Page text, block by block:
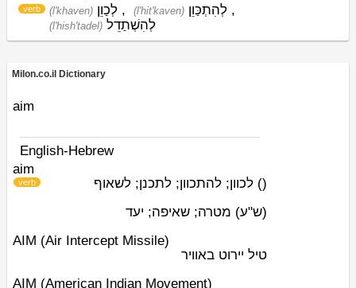
verb (l'khaven) לְכַוֵן , (l'hit'kaven) לְהִתְכַּוֵן ,
(l'hish'tadel) לְהִשְׁתַדֵל
Milon.co.il Dictionary
aim
English-Hebrew
aim
(
verb ) לכוון; להתכוון; לתכנן; לשאוף
(ש"ע) מטרה; שאיפה; יעד
AIM (Air Intercept Missile)
טיל יירוט באוויר
AIM (American Indian Movement)